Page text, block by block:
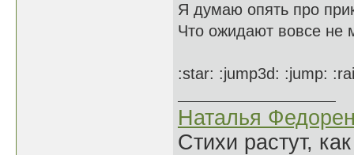
Я думаю опять про
Что ожидают вовсе не
:star: :jump3d: :jump:
Наталья
Стихи растут,